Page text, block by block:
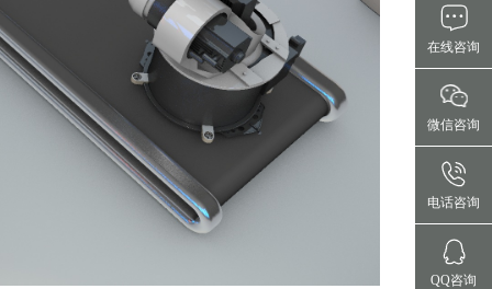
在线咨询
微信咨询
电话咨询
QQ咨询